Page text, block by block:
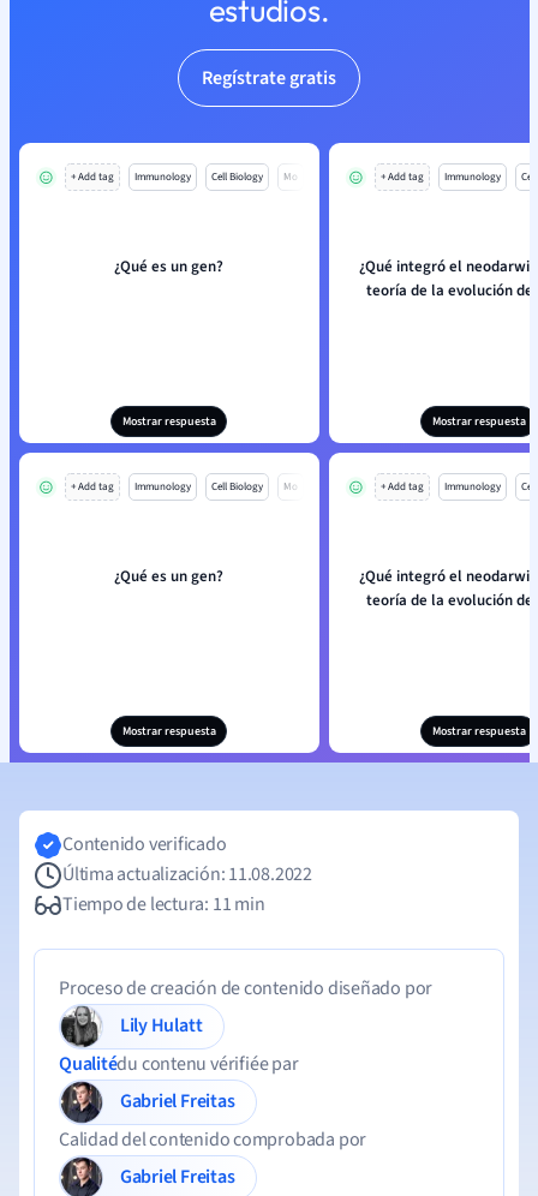
estudios.
Regístrate gratis
+ Add tag Immunology Cell Biology Mo
¿Qué es un gen?
Mostrar respuesta
+ Add tag Immunology
¿Qué integró el
teoría de la evolución de
Mostrar respuesta
+ Add tag Immunology Cell Biology Mo
¿Qué es un gen?
Mostrar respuesta
+ Add tag Immunology
¿Qué integró el
teoría de la evolución de
Mostrar respuesta
Contenido verificado
Última actualización: 11.08.2022
Tiempo de lectura: 11 min
Proceso de creación de contenido diseñado por
Lily Hulatt
Qualitédu contenu vérifiée par
Gabriel Freitas
Calidad del contenido comprobada por
Gabriel Freitas